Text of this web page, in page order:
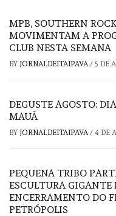
MPB, SOUTHERN
MOVIMENTAM A
CLUB NESTA SEMANA
BY JORNALDEITAIPAVA/ 5 DE
DEGUSTE AGOSTO:
MAUÁ
BY JORNALDEITAIPAVA/ 4 DE
PEQUENA TRIBO
ESCULTURA GIGANTE
ENCERRAMENTO DO
PETRÓPOLIS